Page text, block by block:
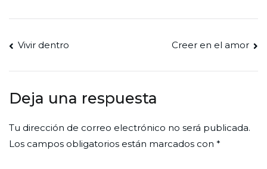
Vivir dentro Creer en el amor
Deja una respuesta
Tu dirección de correo electrónico no será publicada.
Los campos obligatorios están marcados con *